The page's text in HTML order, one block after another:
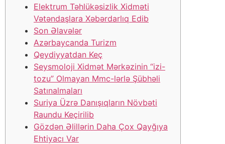
Elektrum Təhlükəsizlik Xidməti
Vətəndaşlara Xəbərdarlıq Edib
Son Əlavələr
Azərbaycanda Turizm
Qeydiyyatdan Keç
Seysmoloji Xidmət Mərkəzinin “izi-
tozu” Olmayan Mmc-lərlə Şübhəli
Satınalmaları
Suriya Üzrə Danışıqların Növbəti
Raundu Keçirilib
Gözdən Əlillərin Daha Çox Qayğıya
Ehtiyacı Var